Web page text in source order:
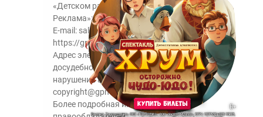
«Детском радио» - сейлз-хаус «ГПМ
Реклама»:+7 (495) 921-40-41
E-mail: sales@gazprom-media.ru
https://gpmsaleshouse.ru/
Адрес электронной почты для отправления
досудебной претензии по вопросам
нарушения авторских и смежных прав:
copyright@gpmradio.ru
Более подробная информация для